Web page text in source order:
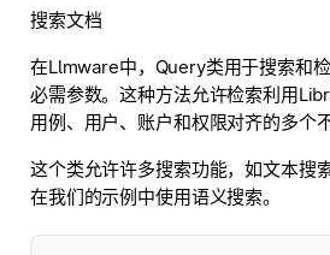
搜索文档
在Llmware中，Query类用于搜索和
必需参数。这种方法允许检索利用
用例、用户、账户和权限对齐的多个
这个类允许许多搜索功能，如文本搜
在我们的示例中使用语义搜索。